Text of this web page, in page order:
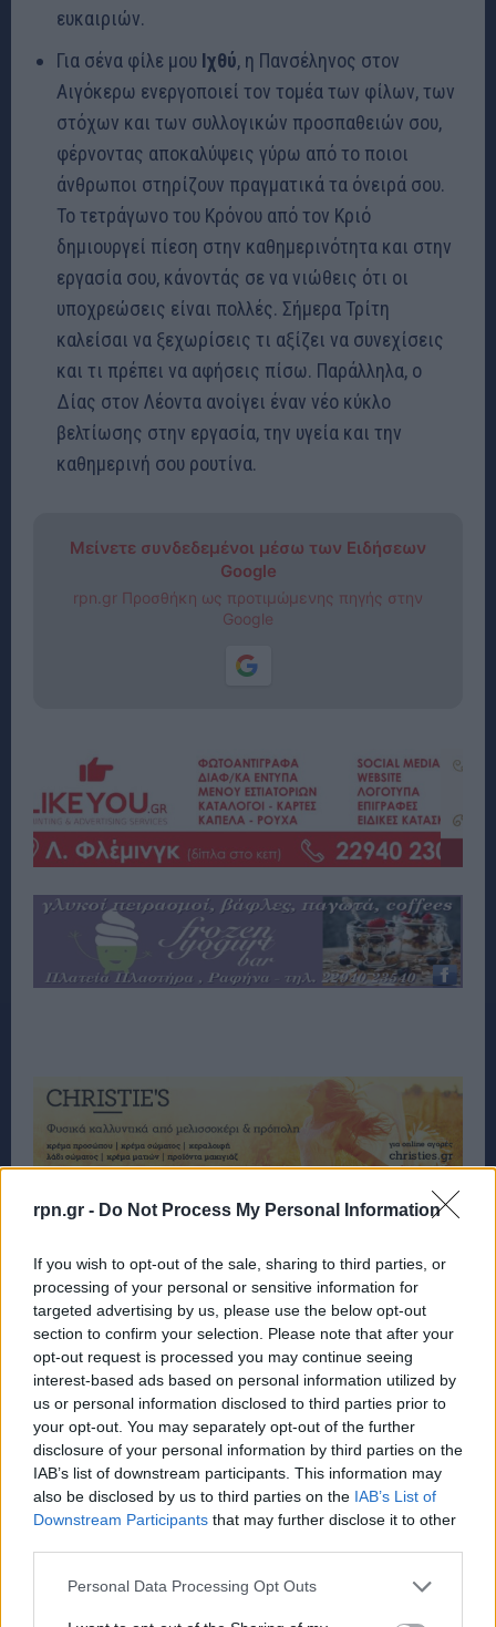
rpn.gr - Do Not Process My Personal Information
If you wish to opt-out of the sale, sharing to third parties, or
processing of your personal or sensitive information for
targeted advertising by us, please use the below opt-out
section to confirm your selection. Please note that after your
opt-out request is processed you may continue seeing
interest-based ads based on personal information utilized by
us or personal information disclosed to third parties prior to
your opt-out. You may separately opt-out of the further
disclosure of your personal information by third parties on the
IAB’s list of downstream participants. This information may
also be disclosed by us to third parties on the IAB’s List of
Downstream Participants that may further disclose it to other
Personal Data Processing Opt Outs
ευκαιριών.
Για σένα φίλε μου Ιχθύ, η Πανσέληνος στον
Αιγόκερω ενεργοποιεί τον τομέα των φίλων, των
στόχων και των συλλογικών προσπαθειών σου,
φέρνοντας αποκαλύψεις γύρω από το ποιοι
άνθρωποι στηρίζουν πραγματικά τα όνειρά σου.
Το τετράγωνο του Κρόνου από τον Κριό
δημιουργεί πίεση στην καθημερινότητα και στην
εργασία σου, κάνοντάς σε να νιώθεις ότι οι
υποχρεώσεις είναι πολλές. Σήμερα Τρίτη
καλείσαι να ξεχωρίσεις τι αξίζει να συνεχίσεις
και τι πρέπει να αφήσεις πίσω. Παράλληλα, ο
Δίας στον Λέοντα ανοίγει έναν νέο κύκλο
βελτίωσης στην εργασία, την υγεία και την
καθημερινή σου ρουτίνα.
Μείνετε συνδεδεμένοι μέσω των Ειδήσεων
Google
rpn.gr Προσθήκη ως προτιμώμενης πηγής στην
Google